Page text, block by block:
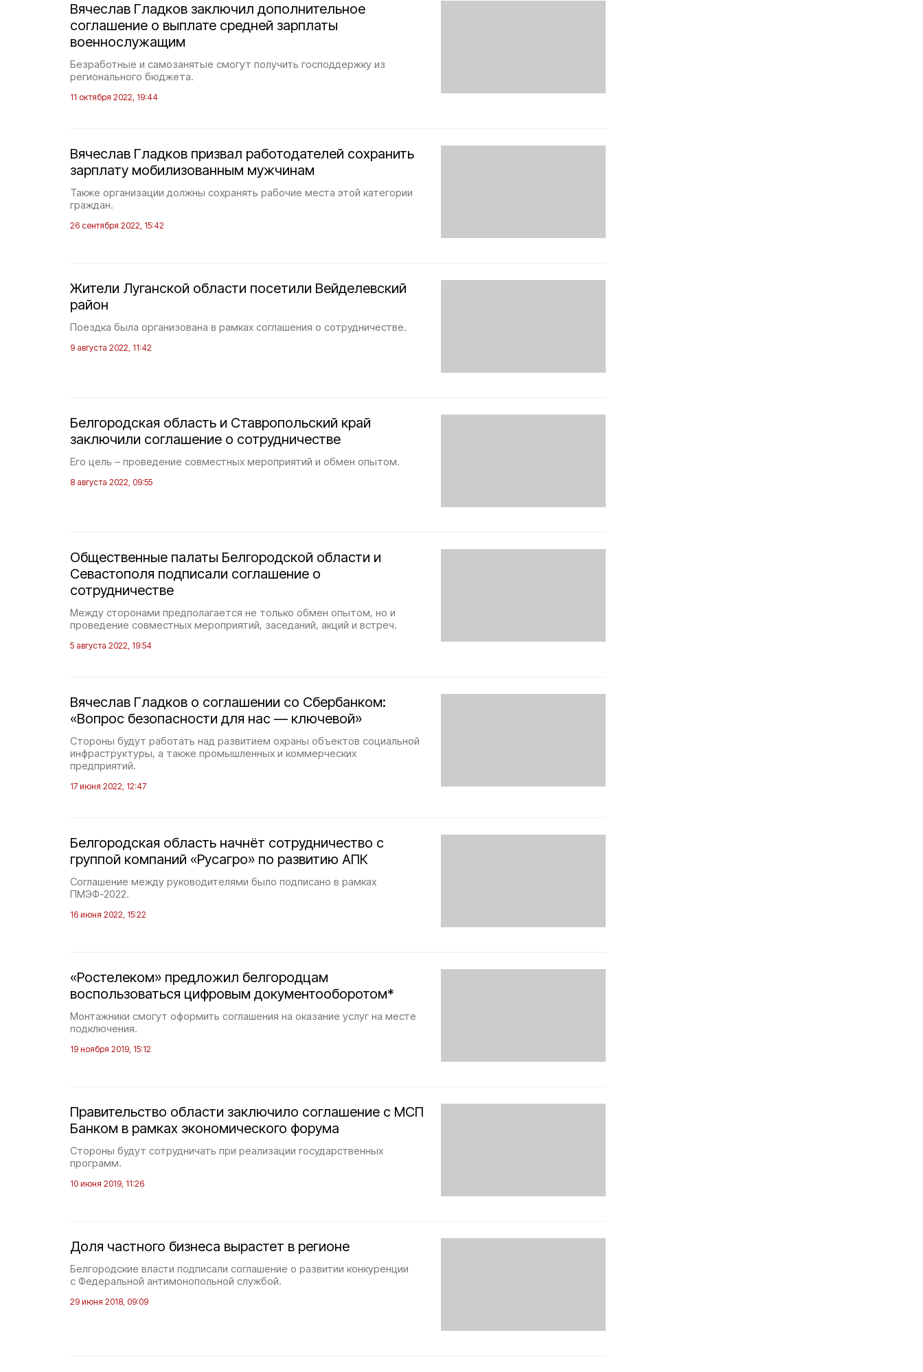
Вячеслав Гладков заключил дополнительное
соглашение о выплате средней зарплаты
военнослужащим
Безработные и самозанятые смогут получить господдержку из
регионального бюджета.
11 октября 2022, 19:44
Вячеслав Гладков призвал работодателей сохранить
зарплату мобилизованным мужчинам
Также организации должны сохранять рабочие места этой категории
граждан.
26 сентября 2022, 15:42
Жители Луганской области посетили Вейделевский
район
Поездка была организована в рамках соглашения о сотрудничестве.
9 августа 2022, 11:42
Белгородская область и Ставропольский край
заключили соглашение о сотрудничестве
Его цель – проведение совместных мероприятий и обмен опытом.
8 августа 2022, 09:55
Общественные палаты Белгородской области и
Севастополя подписали соглашение о
сотрудничестве
Между сторонами предполагается не только обмен опытом, но и
проведение совместных мероприятий, заседаний, акций и встреч.
5 августа 2022, 19:54
Вячеслав Гладков о соглашении со Сбербанком:
«Вопрос безопасности для нас — ключевой»
Стороны будут работать над развитием охраны объектов социальной
инфраструктуры, а также промышленных и коммерческих
предприятий.
17 июня 2022, 12:47
Белгородская область начнёт сотрудничество с
группой компаний «Русагро» по развитию АПК
Соглашение между руководителями было подписано в рамках
ПМЭФ-2022.
16 июня 2022, 15:22
«Ростелеком» предложил белгородцам
воспользоваться цифровым документооборотом*
Монтажники смогут оформить соглашения на оказание услуг на месте
подключения.
19 ноября 2019, 15:12
Правительство области заключило соглашение с МСП
Банком в рамках экономического форума
Стороны будут сотрудничать при реализации государственных
программ.
10 июня 2019, 11:26
Доля частного бизнеса вырастет в регионе
Белгородские власти подписали соглашение о развитии конкуренции
с Федеральной антимонопольной службой.
29 июня 2018, 09:09